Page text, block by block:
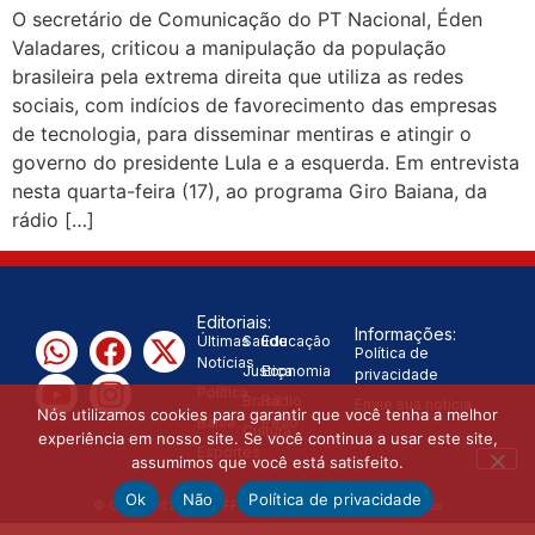
decisão de caminhar com Flávio
Bolsonaro”, diz Junior Marabá
Leandro de Jesus discorda de
Zema sobre fim do Bolsa Família:
O secretário de Comunicação do PT Nacional, Éden
Valadares, criticou a manipulação da população
brasileira pela extrema direita que utiliza as redes
sociais, com indícios de favorecimento das empresas
de tecnologia, para disseminar mentiras e atingir o
governo do presidente Lula e a esquerda. Em entrevista
nesta quarta-feira (17), ao programa Giro Baiana, da
rádio […]
Editoriais:
Últimas
Notícias
Bahia
Saúde
Justiça
Cultura
Educação
Economia
Peão
Informações:
Política de
privacidade
Envie sua notícia
© Copyright 2025 - OFF News - Todos os direitos reservados
Nós utilizamos cookies para garantir que você tenha a melhor
experiência em nosso site. Se você continua a usar este site,
assumimos que você está satisfeito.
Ok
Não Política de privacidade